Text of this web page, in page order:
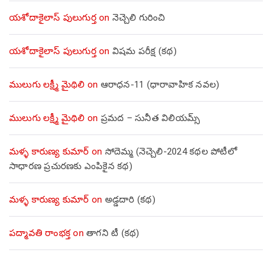
యశోదాకైలాస్ పులుగుర్తon నెచ్చెలి గురించి
యశోదాకైలాస్ పులుగుర్తon విషమ పరీక్ష (క‌థ‌)
ములుగు లక్ష్మీ మైథిలి on ఆరాధన-11 (ధారావాహిక నవల)
ములుగు లక్ష్మీ మైథిలి on ప్రమద – సునీత విలియమ్స్
మళ్ళ కారుణ్య కుమార్ on సోదెమ్మ (నెచ్చెలి-2024 కథల పోటీలో
సాధారణ ప్రచురణకు ఎంపికైన కథ)
మళ్ళ కారుణ్య కుమార్ on అడ్డదారి (కథ)
పద్మావతి రాంభక్తon తాగని టీ (కథ)